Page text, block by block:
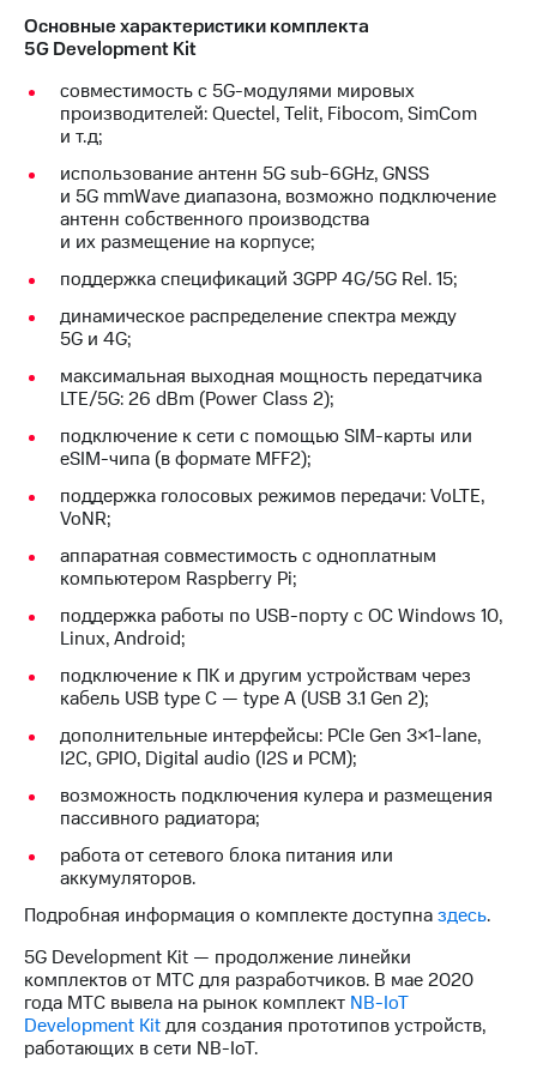
Описание
Еврооблигации-2023
о
погашении
именных
Другое
Регистратор
Реквизиты
Контакты
деловая этика
На главную
Основные характеристики комплекта
5G Development Kit
совместимость с 5G-модулями мировых
производителей: Quectel, Telit, Fibocom, SimCom
и т.д;
использование антенн 5G sub-6GHz, GNSS
и 5G mmWave диапазона, возможно подключение
антенн собственного производства
и их размещение на корпусе;
поддержка спецификаций 3GPP 4G/5G Rel. 15;
динамическое распределение спектра между
5G и 4G;
максимальная выходная мощность передатчика
LTE/5G: 26 dBm (Power Class 2);
подключение к сети с помощью SIM-карты или
eSIM-чипа (в формате MFF2);
поддержка голосовых режимов передачи: VoLTE,
VoNR;
аппаратная совместимость с одноплатным
компьютером Raspberry Pi;
поддержка работы по USB-порту с ОС Windows 10,
Linux, Android;
подключение к ПК и другим устройствам через
кабель USB type C — type A (USB 3.1 Gen 2);
дополнительные интерфейсы: PCIe Gen 3×1-lane,
I2C, GPIO, Digital audio (I2S и PCM);
возможность подключения кулера и размещения
пассивного радиатора;
работа от сетевого блока питания или
аккумуляторов.
Подробная информация о комплекте доступназдесь.
5G Development Kit — продолжение линейки
комплектов от МТС для разработчиков. В мае 2020
года МТС вывела на рынок комплект NB-IoT
Development Kitдля создания прототипов устройств,
работающих в сети NB-IoT.